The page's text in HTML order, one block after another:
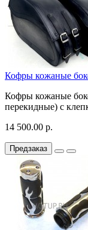
Кофры кожаные
Кофры кожаные
перекидные) с
14 500.00 р.
Предзаказ